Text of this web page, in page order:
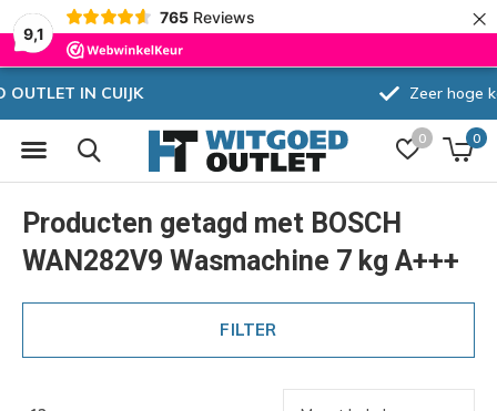
9,1
765 Reviews ×
0 0
Producten getagd met BOSCH
WAN282V9 Wasmachine 7 kg A+++
FILTER